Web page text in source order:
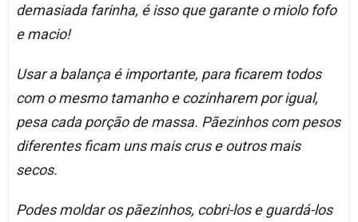
demasiada farinha, é isso que garante o miolo fofo
e macio!
Usar a balança é importante, para ficarem todos
com o mesmo tamanho e cozinharem por igual,
pesa cada porção de massa. Pãezinhos com pesos
diferentes ficam uns mais crus e outros mais
secos.
Podes moldar os pãezinhos, cobri-los e guardá-los